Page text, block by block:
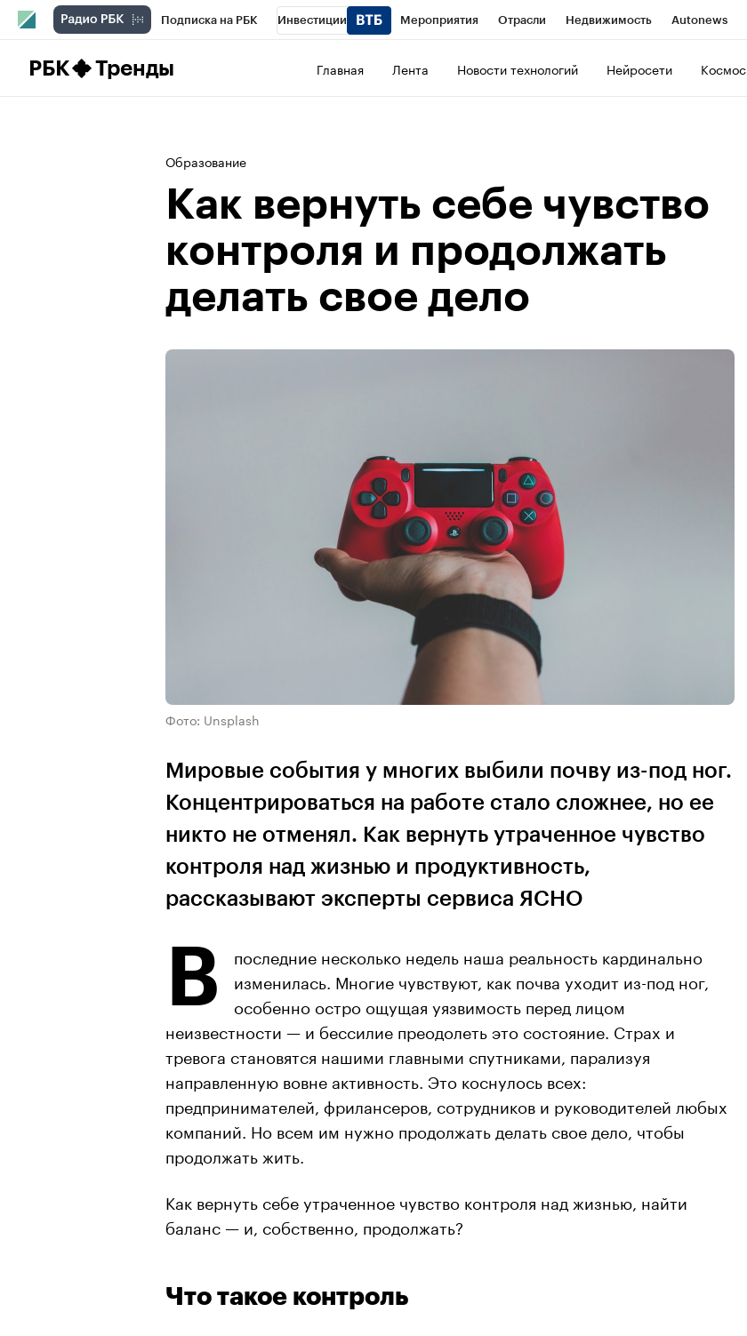
Подписка на РБК Инвестиции Мероприятия Отрасли Недвижимость Autonews
РБК Тренды Главная Лента Новости технологий Нейросети Космос
Образование
Как вернуть себе чувство
контроля и продолжать
делать свое дело
Фото: Unsplash
Мировые события у многих выбили почву из-под ног.
Концентрироваться на работе стало сложнее, но ее
никто не отменял. Как вернуть утраченное чувство
контроля над жизнью и продуктивность,
рассказывают эксперты сервиса ЯСНО
В
последние несколько недель наша реальность кардинально
изменилась. Многие чувствуют, как почва уходит из-под ног,
особенно остро ощущая уязвимость перед лицом
неизвестности — и бессилие преодолеть это состояние. Страх и
тревога становятся нашими главными спутниками, парализуя
направленную вовне активность. Это коснулось всех:
предпринимателей, фрилансеров, сотрудников и руководителей любых
компаний. Но всем им нужно продолжать делать свое дело, чтобы
продолжать жить.
Как вернуть себе утраченное чувство контроля над жизнью, найти
баланс — и, собственно, продолжать?
Что такое контроль